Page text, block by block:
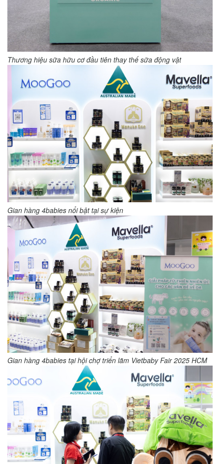
Thương hiệu sữa hữu cơ đầu tiên thay thế sữa động vật
Gian hàng 4babies nổi bật tại sự kiện
Gian hàng 4babies tại hội chợ triển lãm Vietbaby Fair 2025 HCM